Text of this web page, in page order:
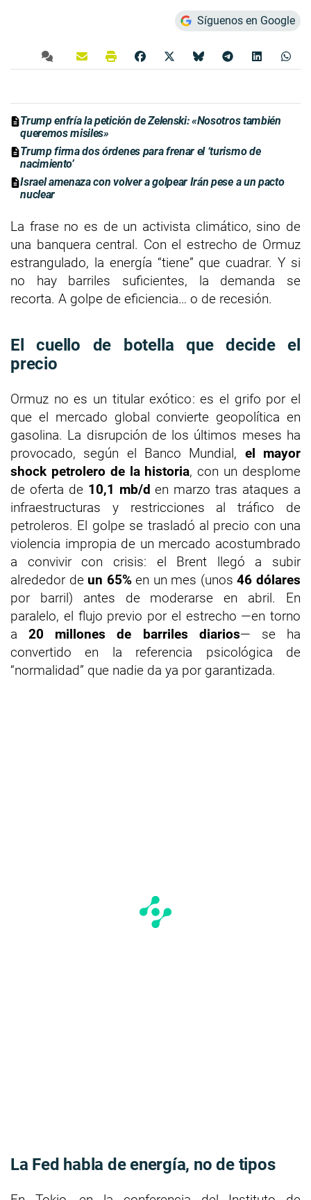
Síguenos en Google
Trump enfría la petición de Zelenski: «Nosotros también
queremos misiles»
Trump firma dos órdenes para frenar el ‘turismo de
nacimiento’
Israel amenaza con volver a golpear Irán pese a un pacto
nuclear
La frase no es de un activista climático, sino de
una banquera central. Con el estrecho de Ormuz
estrangulado, la energía “tiene” que cuadrar. Y si
no hay barriles suficientes, la demanda se
recorta. A golpe de eficiencia… o de recesión.
El cuello de botella que decide el
precio
Ormuz no es un titular exótico: es el grifo por el
que el mercado global convierte geopolítica en
gasolina. La disrupción de los últimos meses ha
provocado, según el Banco Mundial, el mayor
shock petrolero de la historia, con un desplome
de oferta de 10,1 mb/d en marzo tras ataques a
infraestructuras y restricciones al tráfico de
petroleros. El golpe se trasladó al precio con una
violencia impropia de un mercado acostumbrado
a convivir con crisis: el Brent llegó a subir
alrededor de un 65%en un mes (unos46 dólares
por barril) antes de moderarse en abril. En
paralelo, el flujo previo por el estrecho —en torno
a20 millones de barriles diarios— se ha
convertido en la referencia psicológica de
“normalidad” que nadie da ya por garantizada.
La Fed habla de energía, no de tipos